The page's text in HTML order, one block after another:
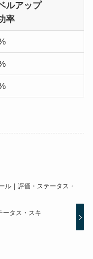
ルアップ
率
ル｜評価・ステータス・
ータス・スキ